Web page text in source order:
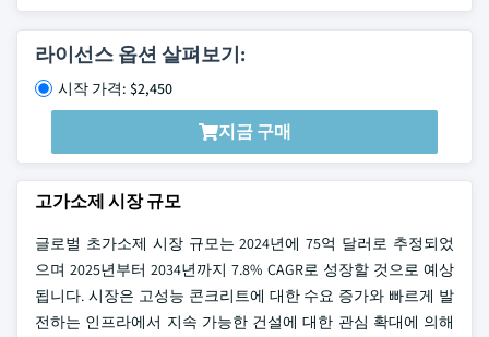
라이선스 옵션 살펴보기:
시작 가격: $2,450
지금 구매
고가소제 시장 규모
글로벌 초가소제 시장 규모는 2024년에 75억 달러로 추정되었
으며 2025년부터 2034년까지 7.8% CAGR로 성장할 것으로 예상
됩니다. 시장은 고성능 콘크리트에 대한 수요 증가와 빠르게 발
전하는 인프라에서 지속 가능한 건설에 대한 관심 확대에 의해